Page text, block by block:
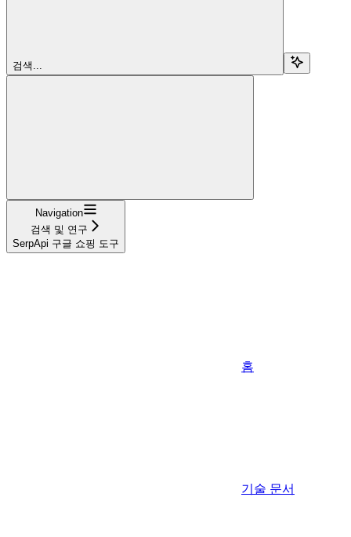
검색...
Navigation
검색 및 연구
SerpApi 구글 쇼핑 도구
홈
기술 문서